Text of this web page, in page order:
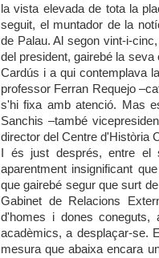
la vista elevada de tota la
seguit, el muntador de la
de Palau. Al segon vint-i-
del president, gairebé la
Cardús i a qui contemplava
professor Ferran Requejo
s'hi fixa amb atenció. Mas
Sanchis –també
director del Centre d'Història
I és just després, entre el
aparentment insignificant
que gairebé segur que surt
Gabinet de Relacions
d'homes i dones coneguts,
acadèmics, a desplaçar-se.
mesura que abaixa encara